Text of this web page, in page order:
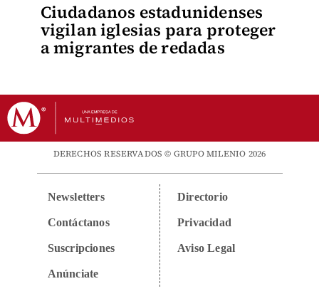
Ciudadanos estadunidenses
vigilan iglesias para proteger
a migrantes de redadas
DERECHOS RESERVADOS © GRUPO MILENIO 2026
Newsletters
Contáctanos
Suscripciones
Anúnciate
Directorio
Privacidad
Aviso Legal